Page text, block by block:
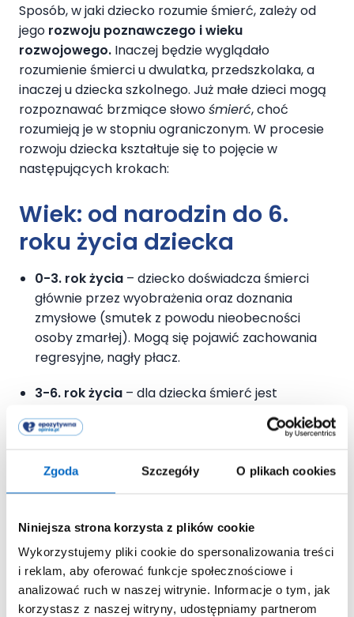
Zgoda Szczegóły O plikach cookies
Niniejsza strona korzysta z plików cookie
Wykorzystujemy pliki cookie do spersonalizowania treści
i reklam, aby oferować funkcje społecznościowe i
analizować ruch w naszej witrynie. Informacje o tym, jak
korzystasz z naszej witryny, udostępniamy partnerom
Sposób, w jaki dziecko rozumie śmierć, zależy od
jego rozwoju poznawczego i wieku
rozwojowego. Inaczej będzie wyglądało
rozumienie śmierci u dwulatka, przedszkolaka, a
inaczej u dziecka szkolnego. Już małe dzieci mogą
rozpoznawać brzmiące słowośmierć, choć
rozumieją je w stopniu ograniczonym. W procesie
rozwoju dziecka kształtuje się to pojęcie w
następujących krokach:
Wiek: od narodzin do 6.
roku życia dziecka
0-3. rok życia – dziecko doświadcza śmierci
głównie przez wyobrażenia oraz doznania
zmysłowe (smutek z powodu nieobecności
osoby zmarłej). Mogą się pojawić zachowania
regresyjne, nagły płacz.
3-6. rok życia – dla dziecka śmierć jest
odwracalna i działają magiczne siły np. śmierć to
głęboki sen. Dziecko pyta:
czy osoba zmarła jest
wystąpić lęki przed porzuceniem przez innych
bliskich oraz złość, że osoba, która zmarła,
4. rok życia– dziecko już wie, że stało się coś
ważnego. Może się domyślać, że ktoś zmarł –
jednak z wiarą, że ta osoba powróci. Mogą
pojawić się: strach przed spaniem samemu,